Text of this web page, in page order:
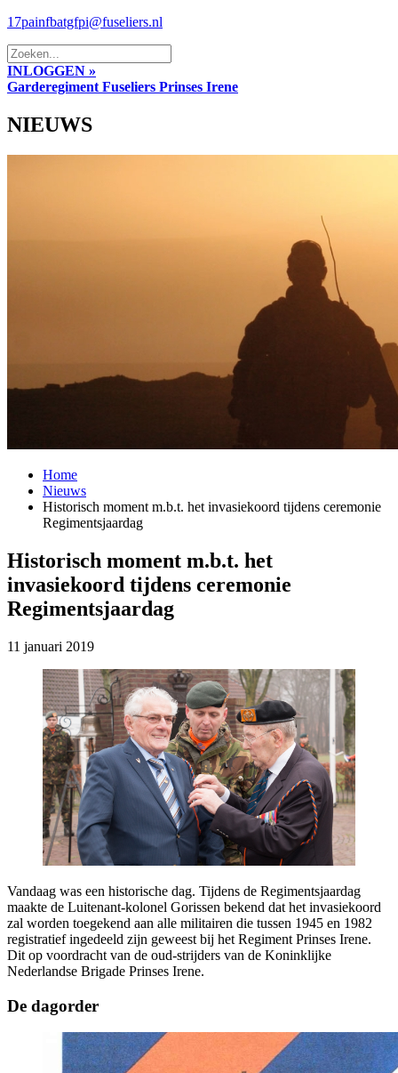
17painfbatgfpi@fuseliers.nl
INLOGGEN »
Garderegiment Fuseliers Prinses Irene
NIEUWS
Home
Nieuws
Historisch moment m.b.t. het invasiekoord tijdens ceremonie
Regimentsjaardag
Historisch moment m.b.t. het
invasiekoord tijdens ceremonie
Regimentsjaardag
11 januari 2019
Vandaag was een historische dag. Tijdens de Regimentsjaardag
maakte de Luitenant-kolonel Gorissen bekend dat het invasiekoord
zal worden toegekend aan alle militairen die tussen 1945 en 1982
registratief ingedeeld zijn geweest bij het Regiment Prinses Irene.
Dit op voordracht van de oud-strijders van de Koninklijke
Nederlandse Brigade Prinses Irene.
De dagorder